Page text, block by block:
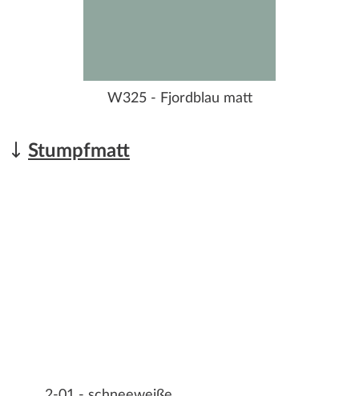
W325 - Fjordblau matt
Stumpfmatt